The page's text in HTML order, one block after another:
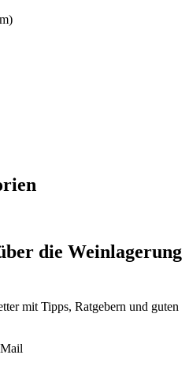
zu Ihren Vorgängermodellen
Sie uns bitte.
aus diesen Modulen
(öffnet ein neues
installiert ist)
die Weinlagerung
mit Tipps, Ratgebern und guten